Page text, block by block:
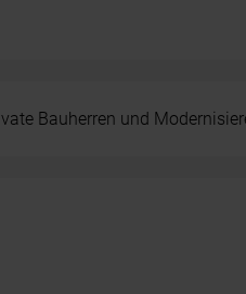
Bauherren und